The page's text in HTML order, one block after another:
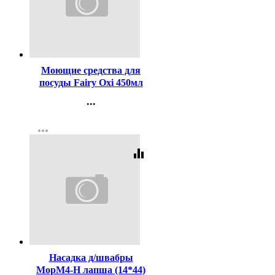
Моющие средства для
посуды Fairy Oxi 450мл
...
Регистрация
more_horiz
equalizer
Насадка д/швабры
МорМ4-Н лапша (14*44)